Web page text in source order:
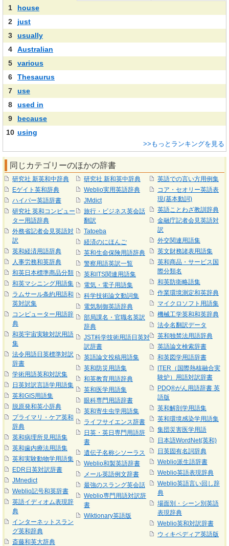
1
house
2
just
3
usually
4
Australian
5
various
6
Thesaurus
7
use
8
used in
9
because
10 using
>>もっとランキングを見る
同じカテゴリーのほかの辞書
研究社 新英和中辞典
Eゲイト英和辞典
ハイパー英語辞書
研究社 英和コンピュー
ター用語辞典
外務省記者会見英語対
訳
英和経済用語辞典
人事労務和英辞典
和英日本標準商品分類
和英マシニング用語集
ラムサール条約用語和
英対訳集
コンピューター用語辞
典
和英宇宙実験対訳用語
集
法令用語日英標準対訳
辞書
学術用語英和対訳集
日英対訳言語学用語集
英和GIS用語集
脱原発和英小辞典
プライマリ・ケア英和
辞典
英和病理所見用語集
英和歯内療法用語集
英和実験動物学用語集
EDR日英対訳辞書
JMnedict
Weblio記号和英辞書
英語イディオム表現辞
典
インターネットスラン
グ英和辞典
斎藤和英大辞典
研究社 新和英中辞典
Weblio実用英語辞典
JMdict
旅行・ビジネス英会話
翻訳
Tatoeba
経済のにほんご
英和生命保険用語辞典
警察用語英訳一覧
英和ITS関連用語集
電気・電子用語集
科学技術論文動詞集
電気制御英語辞典
部局課名・官職名英訳
辞典
JST科学技術用語日英対
訳辞書
英語論文投稿用語集
英和防災用語集
和英教育用語辞典
英和医学用語集
眼科専門用語辞書
英和寄生虫学用語集
ライフサイエンス辞書
日英・英日専門用語辞
書
遺伝子名称シソーラス
Weblio和製英語辞書
メール英語例文辞書
最強のスラング英会話
Weblio専門用語対訳辞
書
Wiktionary英語版
英語での言い方用例集
コア・セオリー英語表
現(基本動詞)
英語ことわざ教訓辞典
金融庁記者会見英語対
訳
外交関連用語集
英文財務諸表用語集
英和商品・サービス国
際分類名
和英防衛略語集
作業環境測定和英辞典
マイクロソフト用語集
機械工学英和和英辞典
法令名翻訳データ
英和独禁法用語辞典
英語論文検索辞書
和英図学用語辞書
ITER（国際熱核融合実
験炉）用語対訳辞書
PDQ®がん用語辞書 英
語版
英和解剖学用語集
英和環境感染学用語集
集団災害医学用語
日本語WordNet(英和)
日英固有名詞辞典
Weblio派生語辞書
Weblio英語表現辞典
Weblio英語言い回し辞
典
場面別・シーン別英語
表現辞典
Weblio英和対訳辞書
ウィキペディア英語版